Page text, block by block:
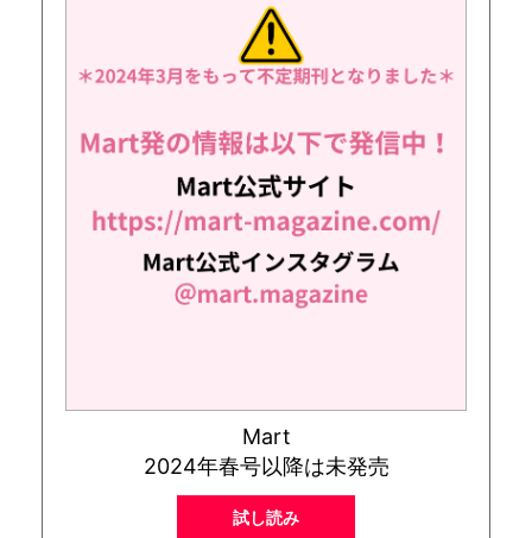
Mart
2024年春号以降は未発売
試し読み